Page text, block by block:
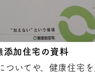
添加住宅の資料
ついてや、健康住宅を